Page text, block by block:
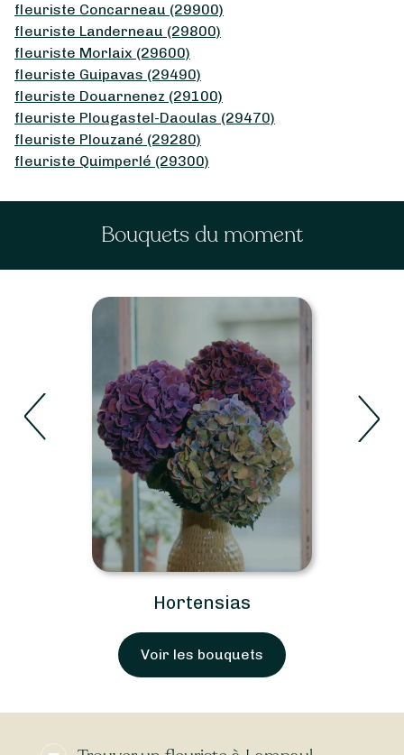
fleuriste Concarneau (29900)
fleuriste Landerneau (29800)
fleuriste Morlaix (29600)
fleuriste Guipavas (29490)
fleuriste Douarnenez (29100)
fleuriste Plougastel-Daoulas (29470)
fleuriste Plouzané (29280)
fleuriste Quimperlé (29300)
Bouquets du moment
Hortensias
Voir les bouquets